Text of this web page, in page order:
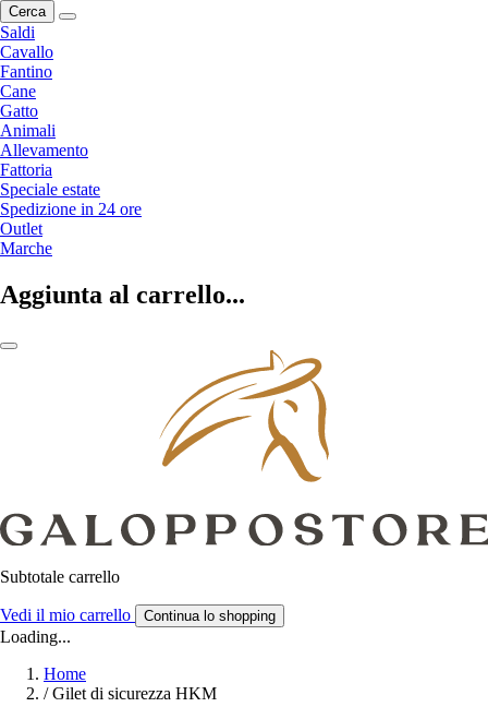
Cerca
Saldi
Cavallo
Fantino
Cane
Gatto
Animali
Allevamento
Fattoria
Speciale estate
Spedizione in 24 ore
Outlet
Marche
Aggiunta al carrello...
Subtotale carrello
Vedi il mio carrello Continua lo shopping
Loading...
Home
/ Gilet di sicurezza HKM